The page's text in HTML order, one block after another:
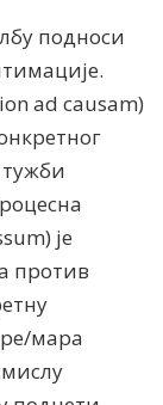
подноси
ad causam)
тужби
је
против
мара